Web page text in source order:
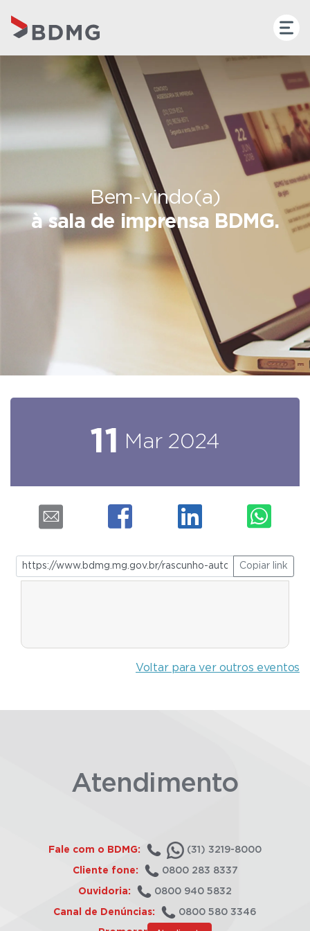
Bem-vindo(a)
à sala de imprensa BDMG.
11 Mar 2024
Copiar link
Voltar para ver outros eventos
Atendimento
Fale com o BDMG: (31) 3219-8000
Cliente fone: 0800 283 8337
Ouvidoria: 0800 940 5832
Canal de Denúncias: 0800 580 3346